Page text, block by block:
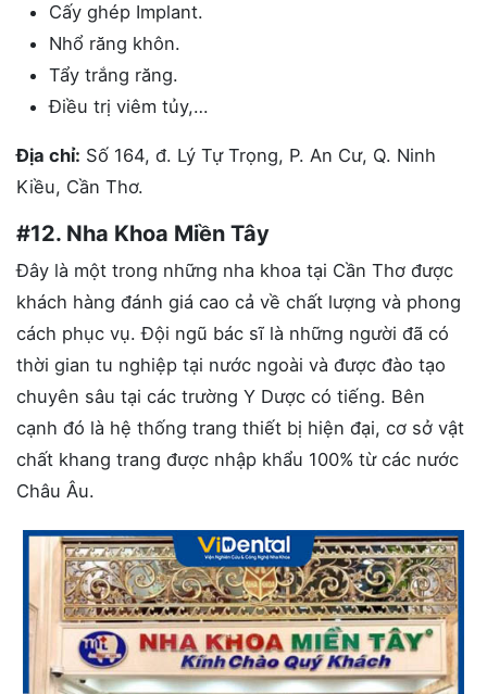
Cấy ghép Implant.
Nhổ răng khôn.
Tẩy trắng răng.
Điều trị viêm tủy,…
Địa chỉ: Số 164, đ. Lý Tự Trọng, P. An Cư, Q. Ninh
Kiều, Cần Thơ.
#12. Nha Khoa Miền Tây
Đây là một trong những nha khoa tại Cần Thơ được
khách hàng đánh giá cao cả về chất lượng và phong
cách phục vụ. Đội ngũ bác sĩ là những người đã có
thời gian tu nghiệp tại nước ngoài và được đào tạo
chuyên sâu tại các trường Y Dược có tiếng. Bên
cạnh đó là hệ thống trang thiết bị hiện đại, cơ sở vật
chất khang trang được nhập khẩu 100% từ các nước
Châu Âu.